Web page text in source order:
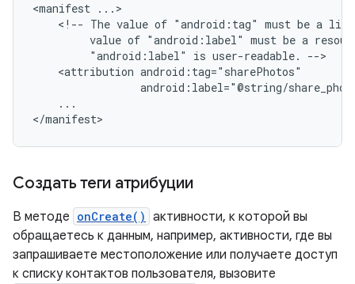
<manifest
<!-- The value of "android:tag" must be a
value of "android:label" must be a
"android:label"
is user-readable.
<attribution
android:label="@string/
...
</manifest>
Создать теги атрибуции
В методе onCreate() активности, к которой вы
обращаетесь к данным, например, активности, где вы
запрашиваете местоположение или получаете доступ
к списку контактов пользователя, вызовите